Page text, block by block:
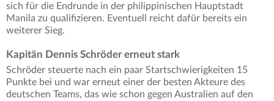
sich für die Endrunde in der philippinischen Hauptstadt
Manila zu qualifizieren. Eventuell reicht dafür bereits ein
weiterer Sieg.
Kapitän Dennis Schröder erneut stark
Schröder steuerte nach ein paar Startschwierigkeiten 15
Punkte bei und war erneut einer der besten Akteure des
deutschen Teams, das wie schon gegen Australien auf den